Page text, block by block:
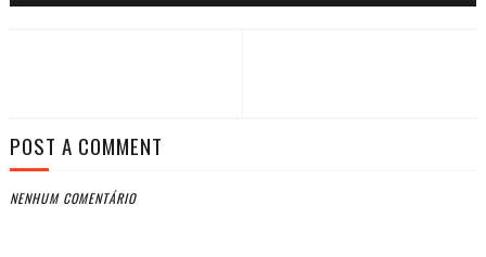
POST A COMMENT
NENHUM COMENTÁRIO